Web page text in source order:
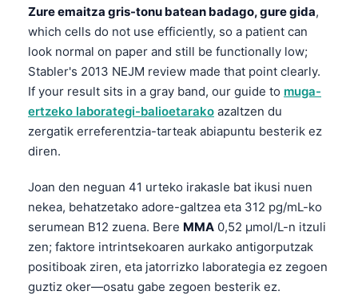
Zure emaitza gris-tonu batean badago, gure gida,
which cells do not use efficiently, so a patient can
look normal on paper and still be functionally low;
Stabler's 2013 NEJM review made that point clearly.
If your result sits in a gray band, our guide to muga-
ertzeko laborategi-balioetarako azaltzen du
zergatik erreferentzia-tarteak abiapuntu besterik ez
diren.
Joan den neguan 41 urteko irakasle bat ikusi nuen
nekea, behatzetako adore-galtzea eta 312 pg/mL-ko
serumean B12 zuena. Bere MMA 0,52 µmol/L-n itzuli
zen; faktore intrintsekoaren aurkako antigorputzak
positiboak ziren, eta jatorrizko laborategia ez zegoen
guztiz oker—osatu gabe zegoen besterik ez.